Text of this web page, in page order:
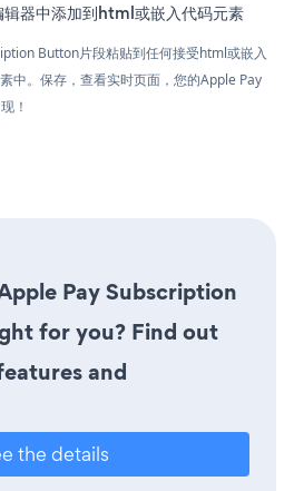
器中添加到html或嵌入代码元素
Button片段粘贴到任何接受html或嵌入
中。保存，查看实时页面，您的Apple Pay
！
Pay Subscription
for you? Find out
and
the details